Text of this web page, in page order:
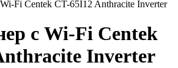
Fi Centek CT-65I12 Anthracite Inverter
с Wi-Fi Centek
Inverter